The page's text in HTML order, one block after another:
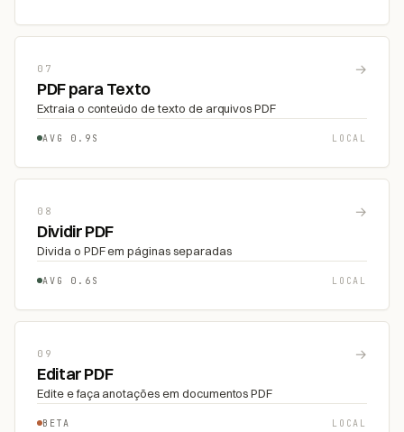
07 →
PDF para Texto
Extraia o conteúdo de texto de arquivos PDF
AVG 0.9S LOCAL
08 →
Dividir PDF
Divida o PDF em páginas separadas
AVG 0.6S LOCAL
09 →
Editar PDF
Edite e faça anotações em documentos PDF
BETA LOCAL